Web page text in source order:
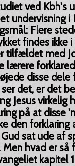
ved Kbh's
undervisning i
Flere
findes ikke
tilfældet med
lærere
disse dele
det, er det
Jesus virkelig
på at disse
den
sat ude af
hvad er så
kapitel